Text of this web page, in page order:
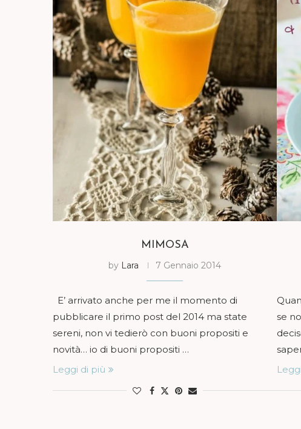
MIMOSA
by Lara 7 Gennaio 2014
E’ arrivato anche per me il momento di
pubblicare il primo post del 2014 ma state
sereni, non vi tedierò con buoni propositi e
novità… io di buoni propositi …
Leggi di più
se